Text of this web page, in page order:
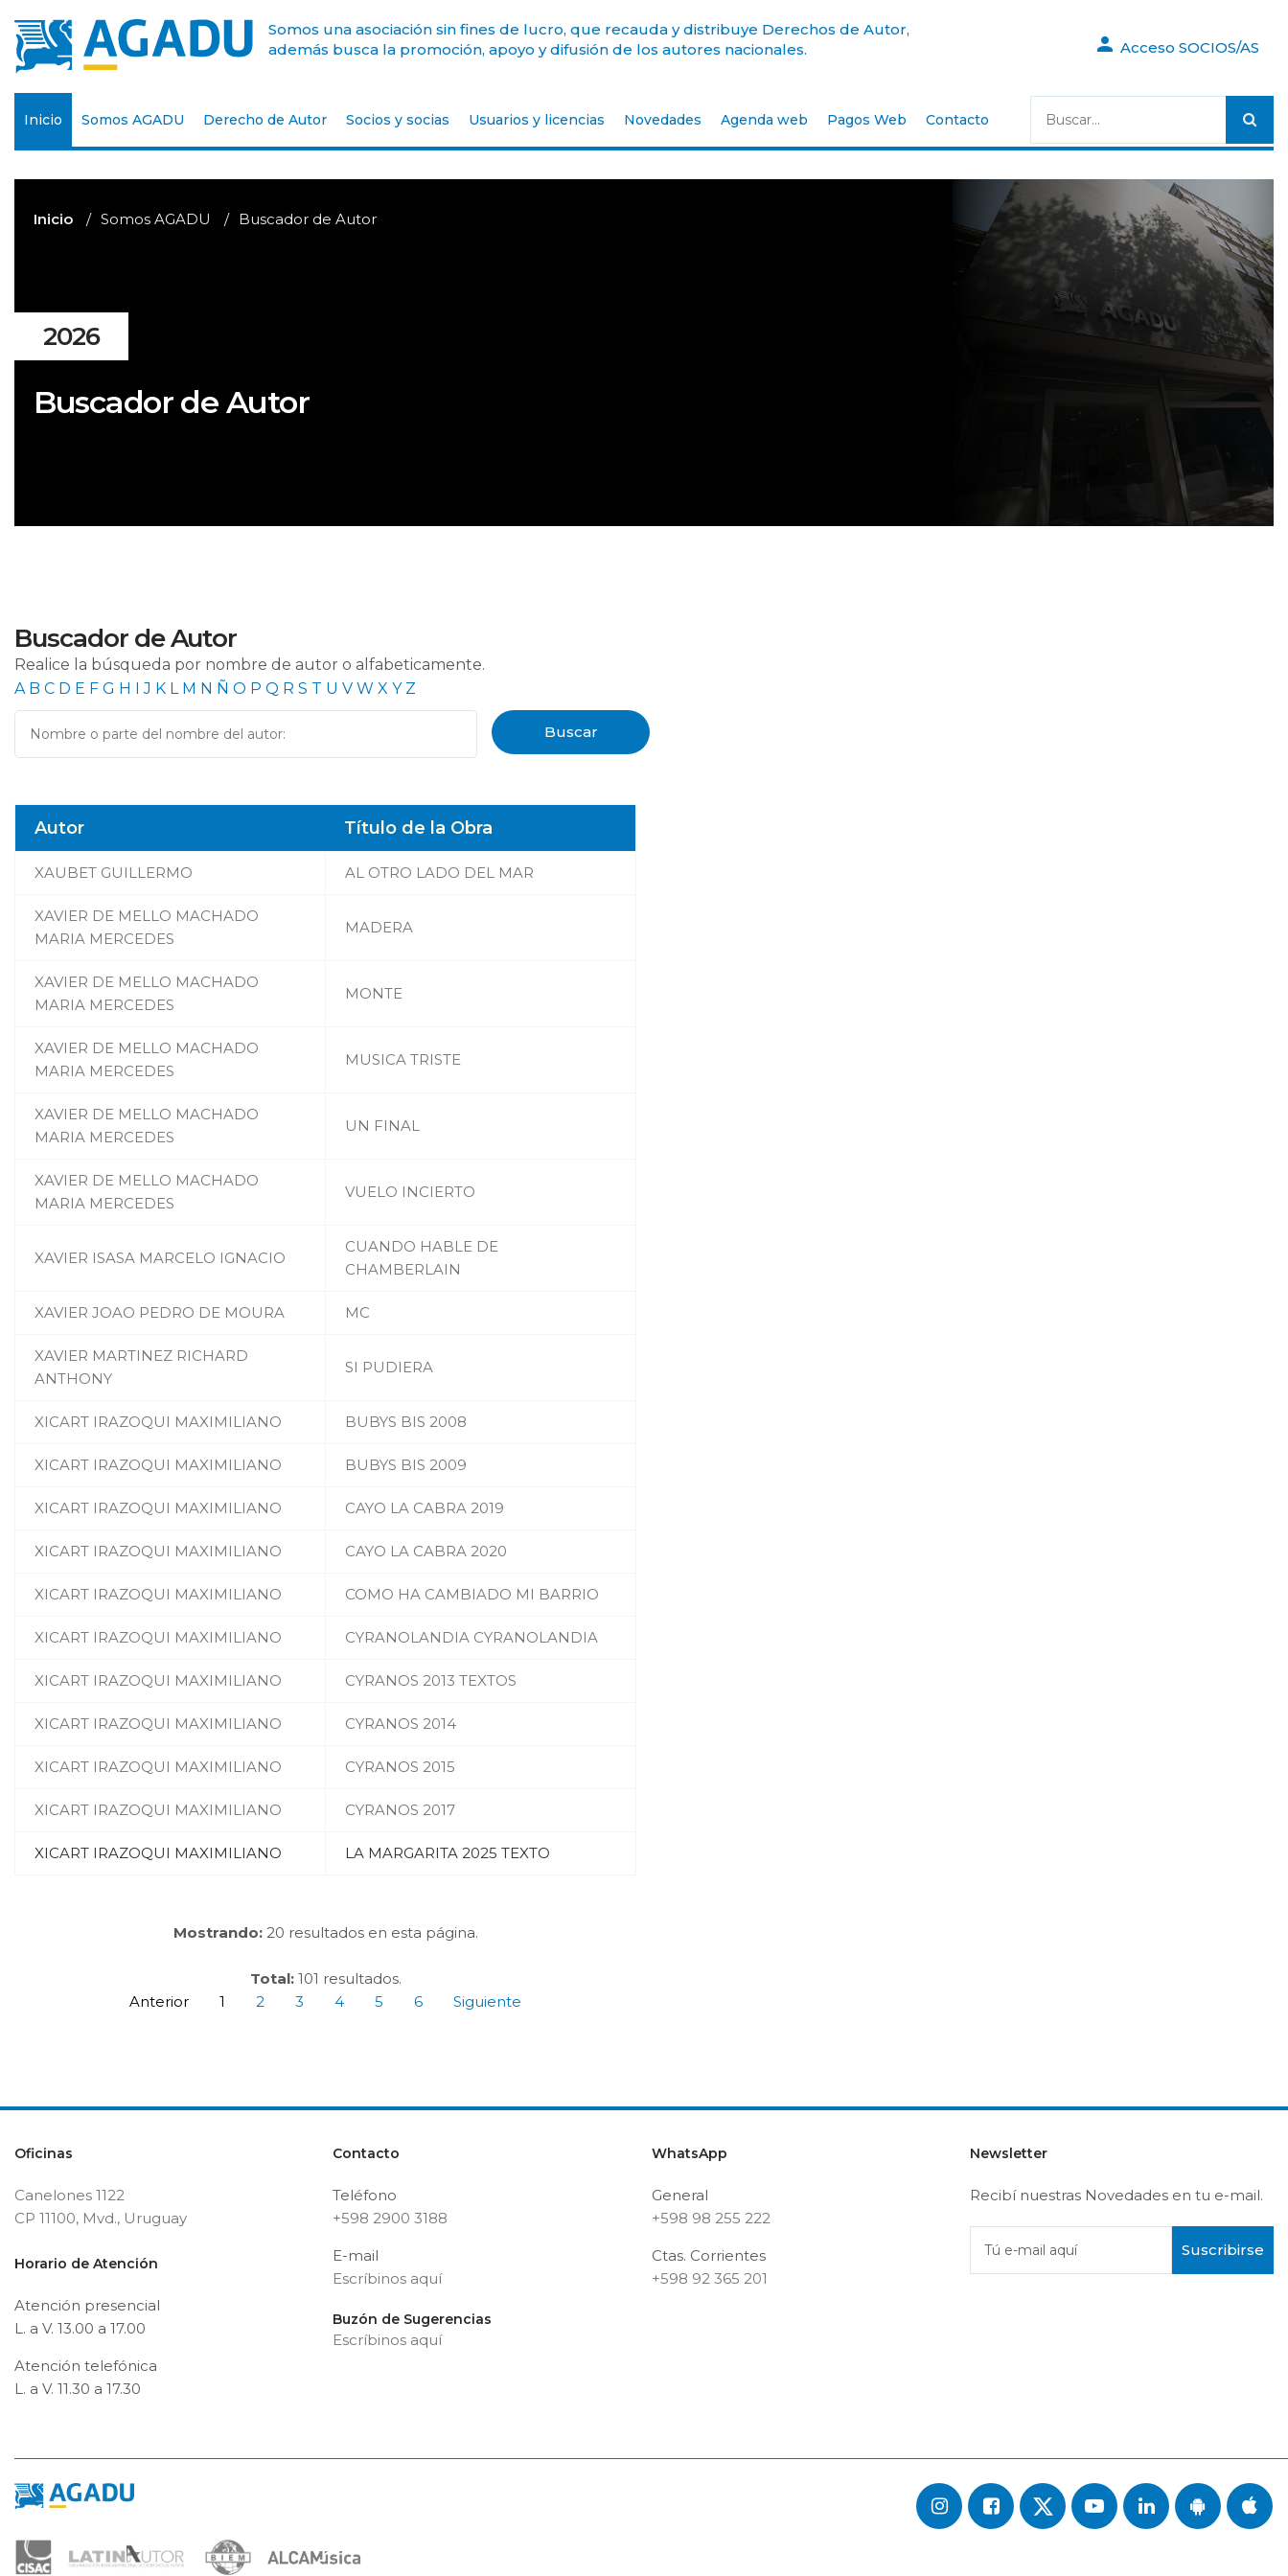
Somos una asociación sin fines de lucro, que recauda y distribuye Derechos de Autor,
además busca la promoción, apoyo y difusión de los autores nacionales.
Acceso SOCIOS/AS
Inicio Somos AGADU Derecho de Autor Socios y socias Usuarios y licencias Novedades Agenda web Pagos Web Contacto
Inicio Somos AGADU Buscador de Autor
2026
Buscador de Autor
Buscador de Autor
Realice la búsqueda por nombre de autor o alfabeticamente.
A B C D E F G H IJ K L M N Ñ O P Q R S T U V W X Y Z
Buscar
Autor Título de la Obra
XAUBET GUILLERMO AL OTRO LADO DEL MAR
XAVIER DE MELLO MACHADO
MARIA MERCEDES
MADERA
XAVIER DE MELLO MACHADO
MARIA MERCEDES
MONTE
XAVIER DE MELLO MACHADO
MARIA MERCEDES
MUSICA TRISTE
XAVIER DE MELLO MACHADO
MARIA MERCEDES
UN FINAL
XAVIER DE MELLO MACHADO
MARIA MERCEDES
VUELO INCIERTO
XAVIER ISASA MARCELO IGNACIO
CUANDO HABLE DE
CHAMBERLAIN
XAVIER JOAO PEDRO DE MOURA MC
XAVIER MARTINEZ RICHARD
ANTHONY
SI PUDIERA
XICART IRAZOQUI MAXIMILIANO BUBYS BIS 2008
XICART IRAZOQUI MAXIMILIANO BUBYS BIS 2009
XICART IRAZOQUI MAXIMILIANO CAYO LA CABRA 2019
XICART IRAZOQUI MAXIMILIANO CAYO LA CABRA 2020
XICART IRAZOQUI MAXIMILIANO COMO HA CAMBIADO MI BARRIO
XICART IRAZOQUI MAXIMILIANO CYRANOLANDIA CYRANOLANDIA
XICART IRAZOQUI MAXIMILIANO CYRANOS 2013 TEXTOS
XICART IRAZOQUI MAXIMILIANO CYRANOS 2014
XICART IRAZOQUI MAXIMILIANO CYRANOS 2015
XICART IRAZOQUI MAXIMILIANO CYRANOS 2017
XICART IRAZOQUI MAXIMILIANO LA MARGARITA 2025 TEXTO
Mostrando: 20 resultados en esta página.
Total: 101 resultados.
Anterior
1 2 3 4 5 6 Siguiente
Oficinas
Canelones 1122
CP 11100, Mvd., Uruguay
Horario de Atención
Atención presencial
L. a V. 13.00 a 17.00
Atención telefónica
L. a V. 11.30 a 17.30
Contacto
Teléfono
+598 2900 3188
E-mail
Escríbinos aquí
Buzón de Sugerencias
Escríbinos aquí
WhatsApp
General
+598 98 255 222
Ctas. Corrientes
+598 92 365 201
Newsletter
Recibí nuestras Novedades en tu e-mail.
Tú e-mail aquí Suscribirse